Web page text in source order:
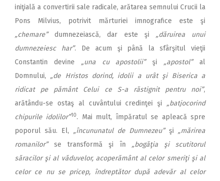
iniţială a convertirii sale radicale, arătarea semnului Crucii la
Pons Milvius, potrivit mărturiei imnografice este şi
„chemare”dumnezeiască, dar este şi „dăruirea unui
dumnezeiesc har”. De acum şi până la sfârşitul vieţii
Constantin devine „una cu apostolii”şi „apostol”al
Domnului, „de Hristos dorind, idolii a urât şi Biserica a
ridicat pe pământ Celui ce S-a răstignit pentru noi”,
arătându-se ostaş al cuvântului credinţei şi „batjocorind
chipurile idolilor”10. Mai mult, împăratul se apleacă spre
poporul său. El, „încununatul de Dumnezeu” şi „mărirea
romanilor”se transformă şi în „bogăţia şi scutitorul
săracilor şi al văduvelor, acoperământ al celor smeriţi şi al
celor ce nu se pricep, îndreptător după adevăr al celor